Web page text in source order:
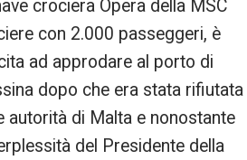
crociera Opera della MSC
con 2.000 passeggeri, è
ad approdare al porto di
dopo che era stata rifiutata
autorità di Malta e nonostante
del Presidente della